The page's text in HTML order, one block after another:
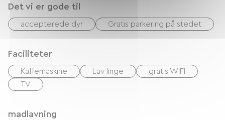
Det vi er gode til
accepterede dyr Gratis parkering på stedet
Faciliteter
Kaffemaskine Lav linge
gratis WIFI
TV
madlavning